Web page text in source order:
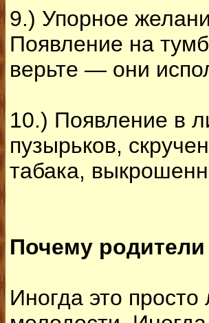
9.) Упорное
Появление на
верьте — они
10.) Появление в
пузырьков,
табака,
Почему
Иногда это